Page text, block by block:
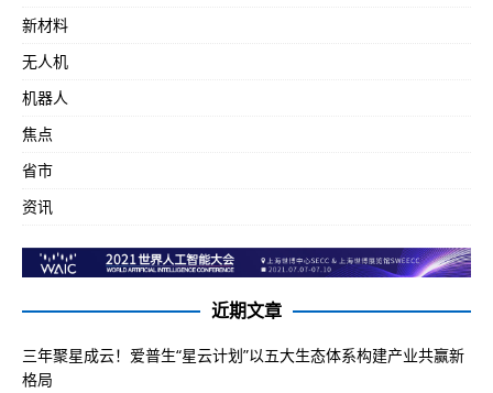
新材料
无人机
机器人
焦点
省市
资讯
近期文章
三年聚星成云！爱普生“星云计划”以五大生态体系构建产业共赢新
格局